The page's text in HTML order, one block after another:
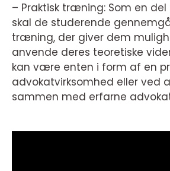
– Praktisk træning: Som en
skal de studerende
træning, der giver dem
anvende deres teoretiske
kan være enten i form af en
advokatvirksomhed eller ved
sammen med erfarne